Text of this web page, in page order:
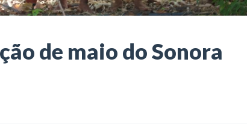
de maio do Sonora